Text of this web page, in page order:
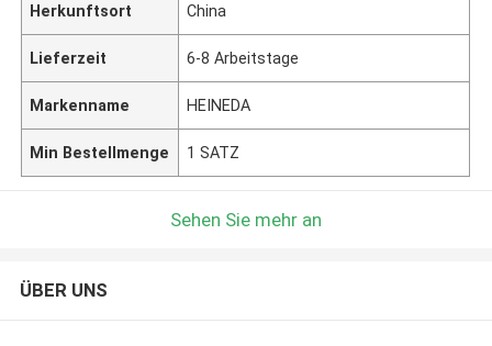
Herkunftsort China
Lieferzeit 6-8 Arbeitstage
Markenname HEINEDA
Min Bestellmenge 1 SATZ
Sehen Sie mehr an
ÜBER UNS